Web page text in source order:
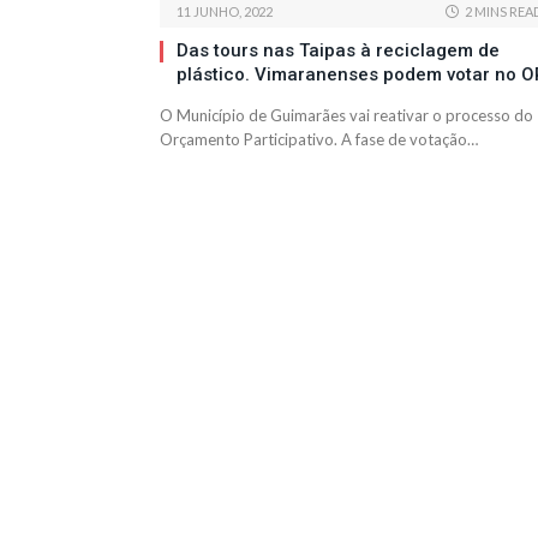
11 JUNHO, 2022 2 MINS
Das tours nas Taipas à reciclagem de
plástico. Vimaranenses podem votar no
O Município de Guimarães vai reativar o processo do
Orçamento Participativo. A fase de votação…